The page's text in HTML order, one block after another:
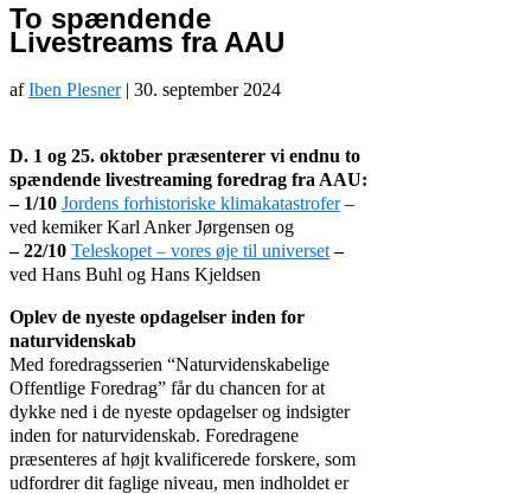
To spændende
Livestreams fra AAU
afIben Plesner| 30. september 2024
D. 1 og 25. oktober præsenterer vi endnu to
spændende livestreaming foredrag fra AAU:
– 1/10 Jordens forhistoriske klimakatastrofer–
ved kemiker Karl Anker Jørgensen og
– 22/10 Teleskopet – vores øje til universet –
ved Hans Buhl og Hans Kjeldsen
Oplev de nyeste opdagelser inden for
naturvidenskab
Med foredragsserien “Naturvidenskabelige
Offentlige Foredrag” får du chancen for at
dykke ned i de nyeste opdagelser og indsigter
inden for naturvidenskab. Foredragene
præsenteres af højt kvalificerede forskere, som
udfordrer dit faglige niveau, men indholdet er